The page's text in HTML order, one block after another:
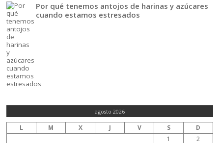
Por qué tenemos antojos de harinas y azúcares
cuando estamos estresados
agosto 2026
L M X J V S
D
1
2